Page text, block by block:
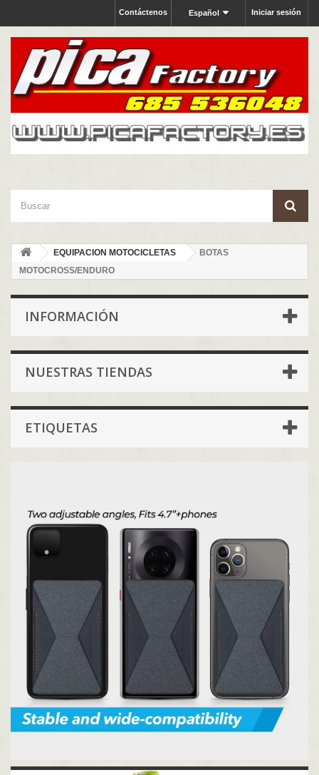
Iniciar sesión
Español
Contáctenos
EQUIPACION MOTOCICLETAS
BOTAS
MOTOCROSS/ENDURO
INFORMACIÓN
NUESTRAS TIENDAS
ETIQUETAS